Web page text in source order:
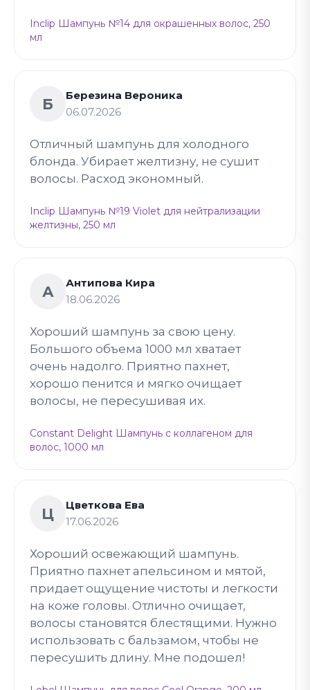
Inclip Шампунь №14 для окрашенных волос, 250
мл
Б
Березина Вероника
06.07.2026
Отличный шампунь для холодного
блонда. Убирает желтизну, не сушит
волосы. Расход экономный.
Inclip Шампунь №19 Violet для нейтрализации
желтизны, 250 мл
А
Антипова Кира
18.06.2026
Хороший шампунь за свою цену.
Большого объема 1000 мл хватает
очень надолго. Приятно пахнет,
хорошо пенится и мягко очищает
волосы, не пересушивая их.
Constant Delight Шампунь с коллагеном для
волос, 1000 мл
Ц
Цветкова Ева
17.06.2026
Хороший освежающий шампунь.
Приятно пахнет апельсином и мятой,
придает ощущение чистоты и легкости
на коже головы. Отлично очищает,
волосы становятся блестящими. Нужно
использовать с бальзамом, чтобы не
пересушить длину. Мне подошел!